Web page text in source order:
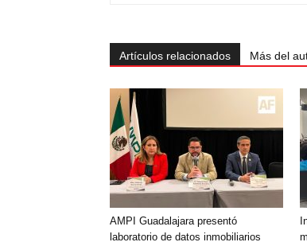
Artículos relacionados Más del
AMPI Guadalajara presentó
laboratorio de datos inmobiliarios